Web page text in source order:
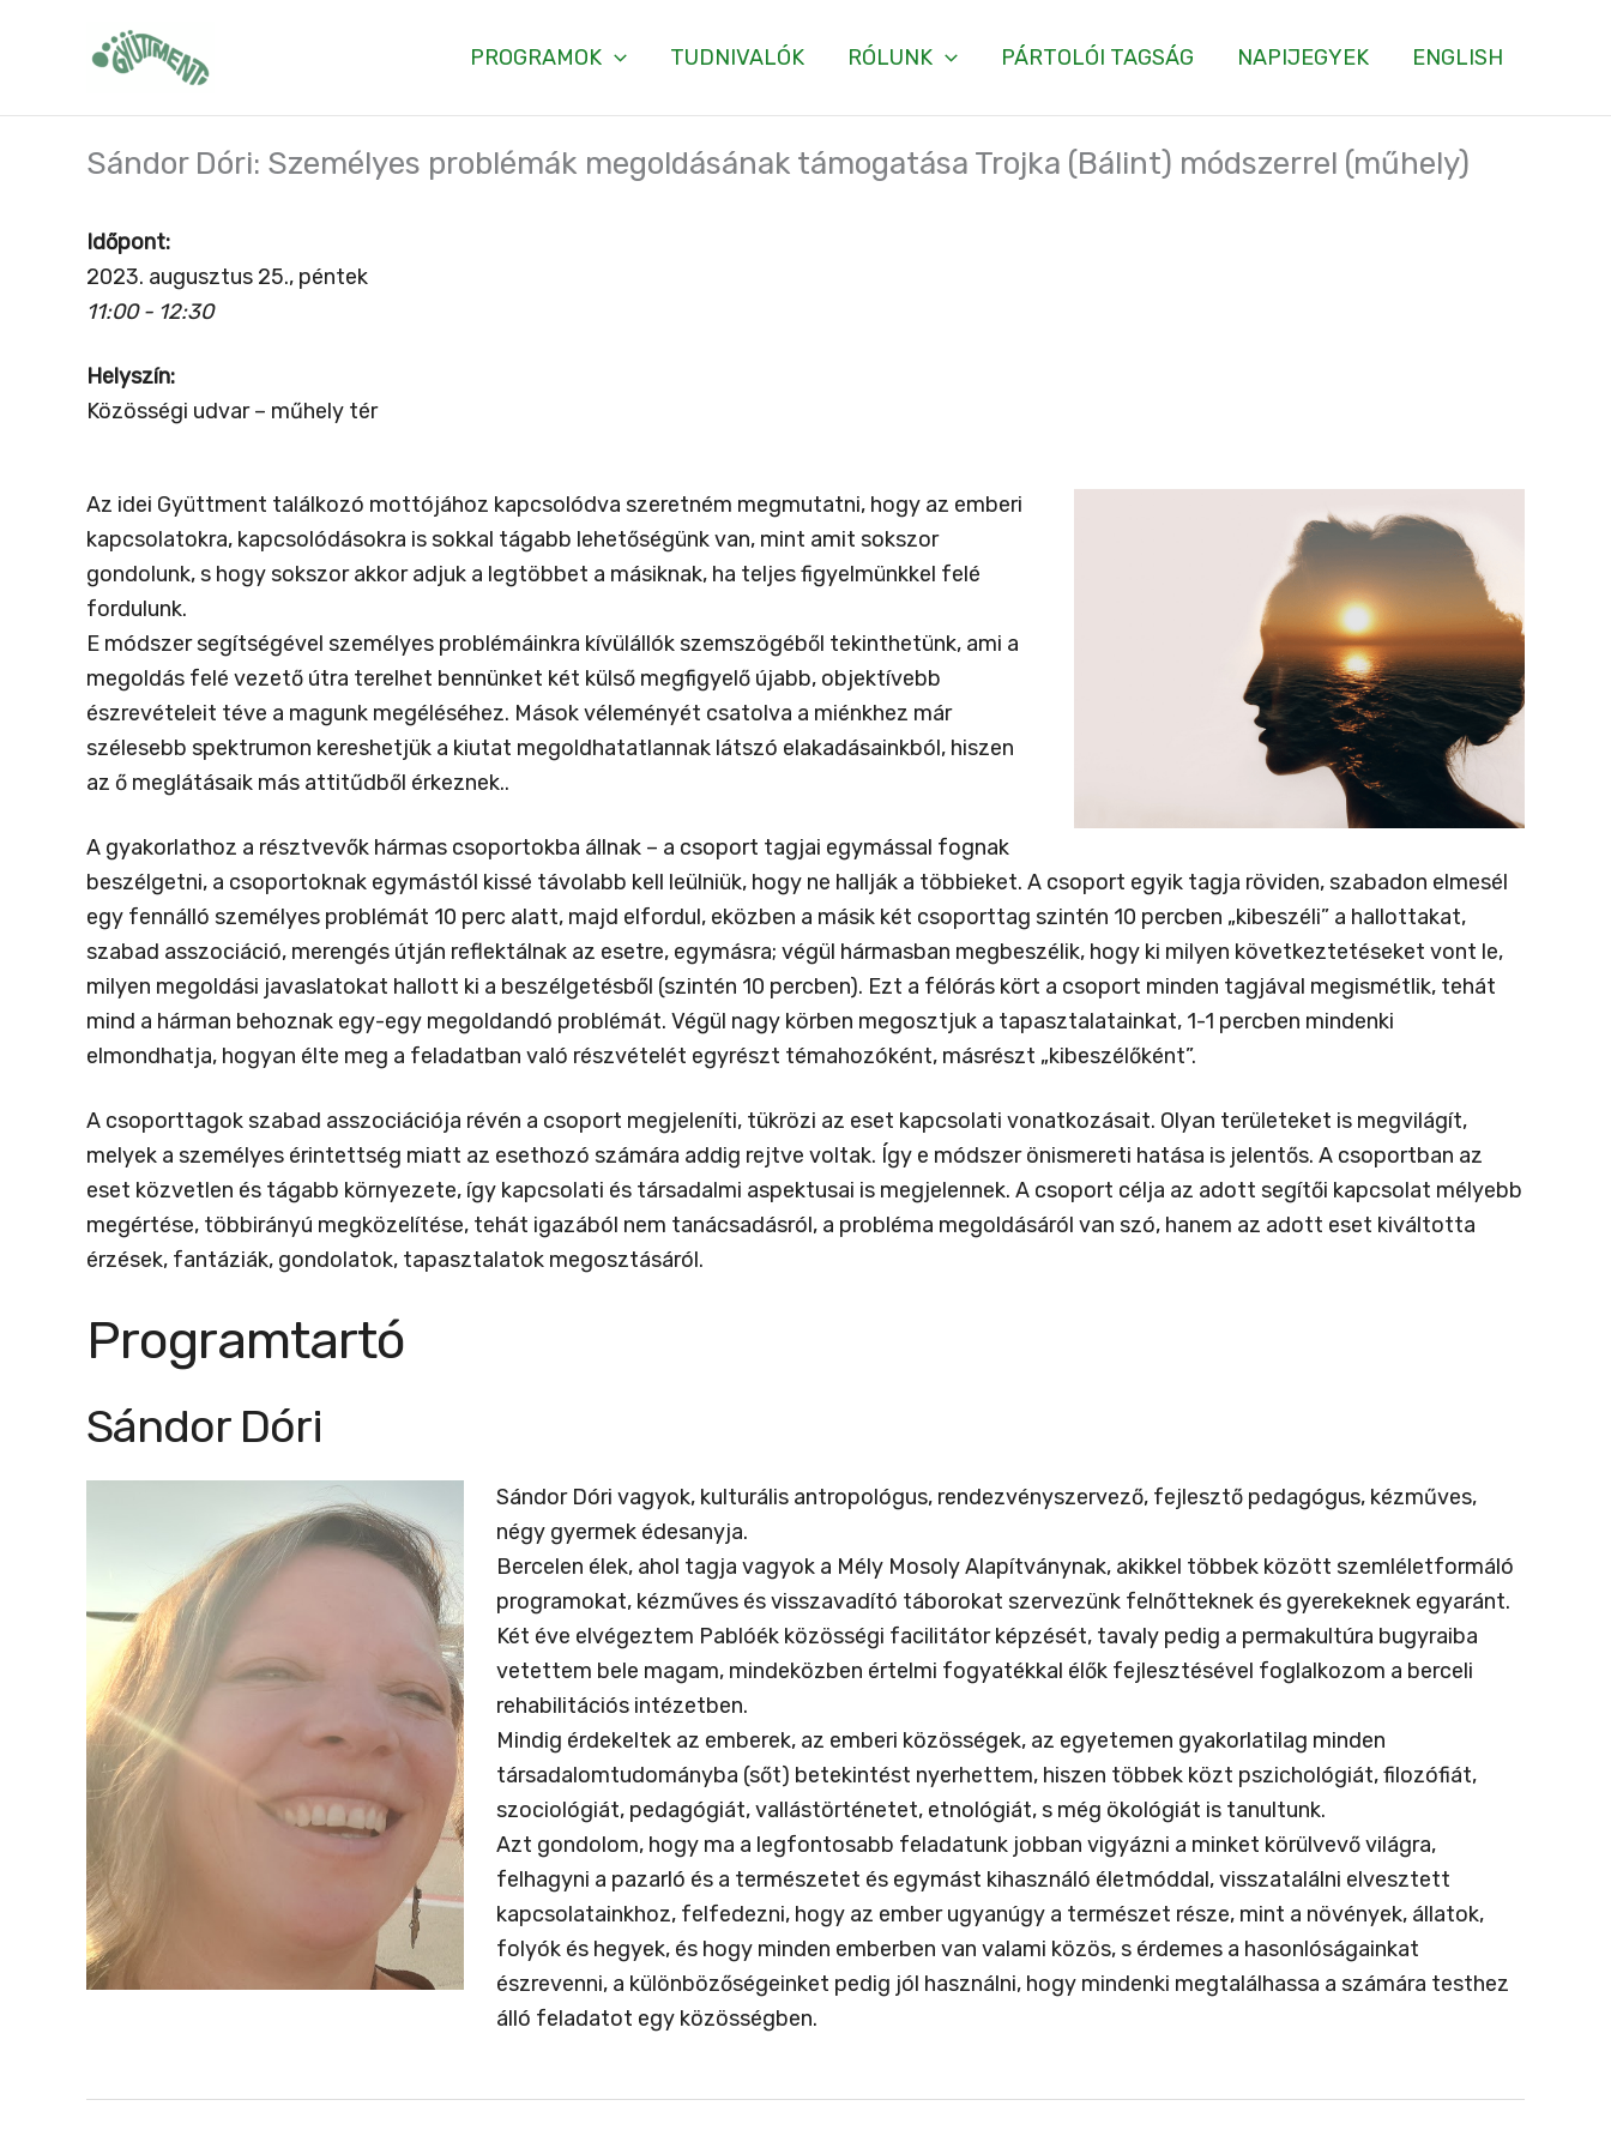
PROGRAMOK TUDNIVALÓK RÓLUNK PÁRTOLÓI TAGSÁG NAPIJEGYEK ENGLISH
Sándor Dóri: Személyes problémák megoldásának támogatása Trojka (Bálint) módszerrel (műhely)
Időpont:
2023. augusztus 25., péntek
11:00 - 12:30
Helyszín:
Közösségi udvar – műhely tér
Az idei Gyüttment találkozó mottójához kapcsolódva szeretném megmutatni, hogy az emberi
kapcsolatokra, kapcsolódásokra is sokkal tágabb lehetőségünk van, mint amit sokszor
gondolunk, s hogy sokszor akkor adjuk a legtöbbet a másiknak, ha teljes figyelmünkkel felé
fordulunk.
E módszer segítségével személyes problémáinkra kívülállók szemszögéből tekinthetünk, ami a
megoldás felé vezető útra terelhet bennünket két külső megfigyelő újabb, objektívebb
észrevételeit téve a magunk megéléséhez. Mások véleményét csatolva a miénkhez már
szélesebb spektrumon kereshetjük a kiutat megoldhatatlannak látszó elakadásainkból, hiszen
az ő meglátásaik más attitűdből érkeznek..
A gyakorlathoz a résztvevők hármas csoportokba állnak – a csoport tagjai egymással fognak
beszélgetni, a csoportoknak egymástól kissé távolabb kell leülniük, hogy ne hallják a többieket. A csoport egyik tagja röviden, szabadon elmesél
egy fennálló személyes problémát 10 perc alatt, majd elfordul, eközben a másik két csoporttag szintén 10 percben „kibeszéli” a hallottakat,
szabad asszociáció, merengés útján reflektálnak az esetre, egymásra; végül hármasban megbeszélik, hogy ki milyen következtetéseket vont le,
milyen megoldási javaslatokat hallott ki a beszélgetésből (szintén 10 percben). Ezt a félórás kört a csoport minden tagjával megismétlik, tehát
mind a hárman behoznak egy-egy megoldandó problémát. Végül nagy körben megosztjuk a tapasztalatainkat, 1-1 percben mindenki
elmondhatja, hogyan élte meg a feladatban való részvételét egyrészt témahozóként, másrészt „kibeszélőként”.
A csoporttagok szabad asszociációja révén a csoport megjeleníti, tükrözi az eset kapcsolati vonatkozásait. Olyan területeket is megvilágít,
melyek a személyes érintettség miatt az esethozó számára addig rejtve voltak. Így e módszer önismereti hatása is jelentős. A csoportban az
eset közvetlen és tágabb környezete, így kapcsolati és társadalmi aspektusai is megjelennek. A csoport célja az adott segítői kapcsolat mélyebb
megértése, többirányú megközelítése, tehát igazából nem tanácsadásról, a probléma megoldásáról van szó, hanem az adott eset kiváltotta
érzések, fantáziák, gondolatok, tapasztalatok megosztásáról.
Programtartó
Sándor Dóri
Sándor Dóri vagyok, kulturális antropológus, rendezvényszervező, fejlesztő pedagógus, kézműves,
négy gyermek édesanyja.
Bercelen élek, ahol tagja vagyok a Mély Mosoly Alapítványnak, akikkel többek között szemléletformáló
programokat, kézműves és visszavadító táborokat szervezünk felnőtteknek és gyerekeknek egyaránt.
Két éve elvégeztem Pablóék közösségi facilitátor képzését, tavaly pedig a permakultúra bugyraiba
vetettem bele magam, mindeközben értelmi fogyatékkal élők fejlesztésével foglalkozom a berceli
rehabilitációs intézetben.
Mindig érdekeltek az emberek, az emberi közösségek, az egyetemen gyakorlatilag minden
társadalomtudományba (sőt) betekintést nyerhettem, hiszen többek közt pszichológiát, filozófiát,
szociológiát, pedagógiát, vallástörténetet, etnológiát, s még ökológiát is tanultunk.
Azt gondolom, hogy ma a legfontosabb feladatunk jobban vigyázni a minket körülvevő világra,
felhagyni a pazarló és a természetet és egymást kihasználó életmóddal, visszatalálni elvesztett
kapcsolatainkhoz, felfedezni, hogy az ember ugyanúgy a természet része, mint a növények, állatok,
folyók és hegyek, és hogy minden emberben van valami közös, s érdemes a hasonlóságainkat
észrevenni, a különbözőségeinket pedig jól használni, hogy mindenki megtalálhassa a számára testhez
álló feladatot egy közösségben.